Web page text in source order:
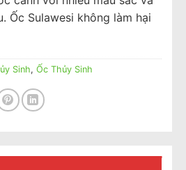
Ốc Sulawesi không làm hại
Sinh, Ốc Thủy Sinh